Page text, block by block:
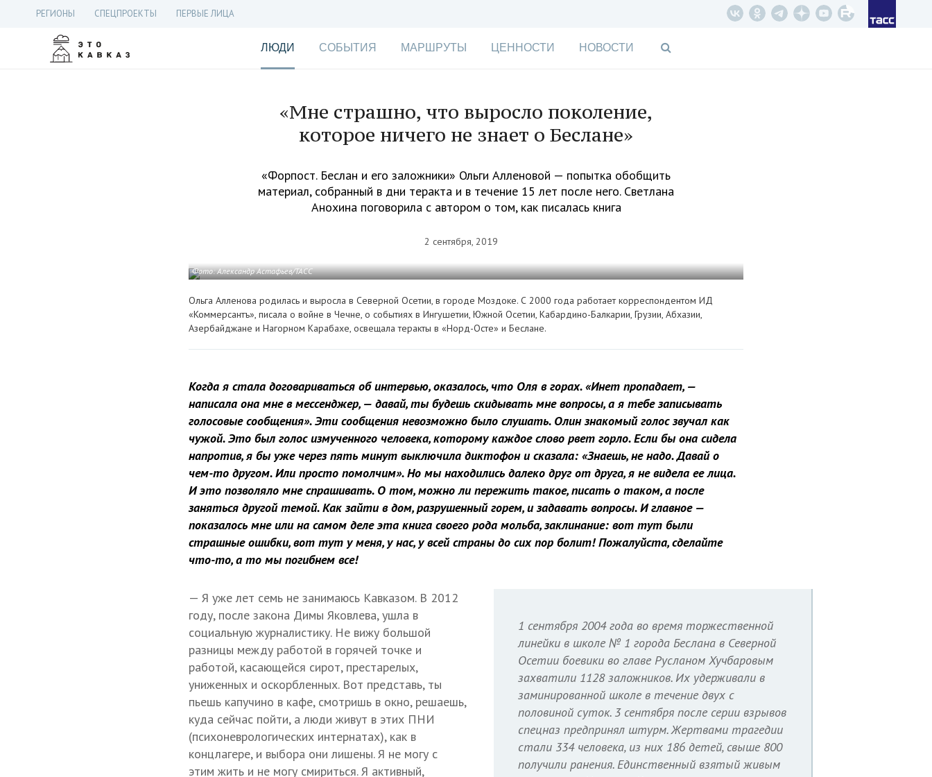
РЕГИОНЫ СПЕЦПРОЕКТЫ ПЕРВЫЕ ЛИЦА
ЛЮДИ СОБЫТИЯ МАРШРУТЫ ЦЕННОСТИ НОВОСТИ
«Мне страшно, что выросло поколение,
которое ничего не знает о Беслане»
«Форпост. Беслан и его заложники» Ольги Алленовой — попытка обобщить
материал, собранный в дни теракта и в течение 15 лет после него. Светлана
Анохина поговорила с автором о том, как писалась книга
2 сентября, 2019
Фото: Александр Астафьев/ТАСС
Ольга Алленова родилась и выросла в Северной Осетии, в городе Моздоке. С 2000 года работает корреспондентом ИД
«Коммерсантъ», писала о войне в Чечне, о событиях в Ингушетии, Южной Осетии, Кабардино-Балкарии, Грузии, Абхазии,
Азербайджане и Нагорном Карабахе, освещала теракты в «Норд-Осте» и Беслане.
Когда я стала договариваться об интервью, оказалось, что Оля в горах. «Инет пропадает, —
написала она мне в мессенджер, — давай, ты будешь скидывать мне вопросы, а я тебе записывать
голосовые сообщения». Эти сообщения невозможно было слушать. Олин знакомый голос звучал как
чужой. Это был голос измученного человека, которому каждое слово рвет горло. Если бы она сидела
напротив, я бы уже через пять минут выключила диктофон и сказала: «Знаешь, не надо. Давай о
чем-то другом. Или просто помолчим». Но мы находились далеко друг от друга, я не видела ее лица.
И это позволяло мне спрашивать. О том, можно ли пережить такое, писать о таком, а после
заняться другой темой. Как зайти в дом, разрушенный горем, и задавать вопросы. И главное —
показалось мне или на самом деле эта книга своего рода мольба, заклинание: вот тут были
страшные ошибки, вот тут у меня, у нас, у всей страны до сих пор болит! Пожалуйста, сделайте
что-то, а то мы погибнем все!
1 сентября 2004 года во время торжественной
линейки в школе № 1 города Беслана в Северной
Осетии боевики во главе Русланом Хучбаровым
захватили 1128 заложников. Их удерживали в
заминированной школе в течение двух с
половиной суток. 3 сентября после серии взрывов
спецназ предпринял штурм. Жертвами трагедии
стали 334 человека, из них 186 детей, свыше 800
получили ранения. Единственный взятый живым
— Я уже лет семь не занимаюсь Кавказом. В 2012
году, после закона Димы Яковлева, ушла в
социальную журналистику. Не вижу большой
разницы между работой в горячей точке и
работой, касающейся сирот, престарелых,
униженных и оскорбленных. Вот представь, ты
пьешь капучино в кафе, смотришь в окно, решаешь,
куда сейчас пойти, а люди живут в этих ПНИ
(психоневрологических интернатах), как в
концлагере, и выбора они лишены. Я не могу с
этим жить и не могу смириться. Я активный,